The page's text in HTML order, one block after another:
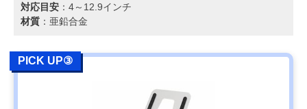
対応目安 ：4～12.9インチ
材質 ：亜鉛合金
PICK UP③